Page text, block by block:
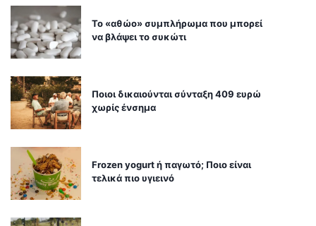
Το «αθώο» συμπλήρωμα που μπορεί
να βλάψει το συκώτι
Ποιοι δικαιούνται σύνταξη 409 ευρώ
χωρίς ένσημα
Frozen yogurt ή παγωτό; Ποιο είναι
τελικά πιο υγιεινό